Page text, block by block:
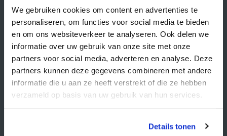
We gebruiken cookies om content en advertenties te
personaliseren, om functies voor social media te bieden
en om ons websiteverkeer te analyseren. Ook delen we
informatie over uw gebruik van onze site met onze
partners voor social media, adverteren en analyse. Deze
partners kunnen deze gegevens combineren met andere
informatie die u aan ze heeft verstrekt of die ze hebben
verzameld op basis van uw gebruik van hun services.
Details tonen
Veelgestelde vragen
Retourbeleid
Algemene voorwaarden
Privacy statement
Klacht indienen
Nieuwsbrief